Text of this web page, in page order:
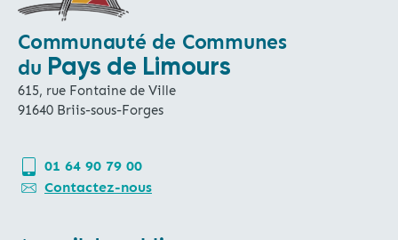
Communauté de Communes
du Pays de Limours
615, rue Fontaine de Ville
91640 Briis-sous-Forges
01 64 90 79 00
Contactez-nous